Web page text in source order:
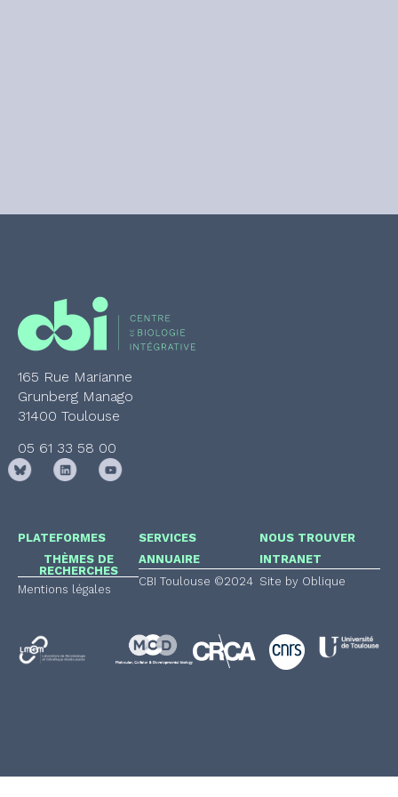
165 Rue Marianne
Grunberg Manago
31400 Toulouse
05 61 33 58 00
PLATEFORMES
THÈMES DE
RECHERCHES
Mentions légales
SERVICES
ANNUAIRE
CBI Toulouse ©2024
NOUS TROUVER
INTRANET
Site by Oblique